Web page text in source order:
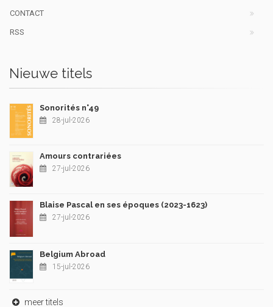
CONTACT
RSS
Nieuwe titels
Sonorités n°49
28-jul-2026
Amours contrariées
27-jul-2026
Blaise Pascal en ses époques (2023-1623)
27-jul-2026
Belgium Abroad
15-jul-2026
meer titels